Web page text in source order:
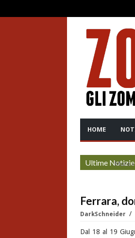
HOME
Ultime Notizie
More »
Ferrara,
DarkSchneider
Dal 18 al 19